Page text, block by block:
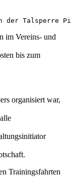
der Talsperre
im Vereins- und
bis zum
organisiert war,
Trainingsfahrten